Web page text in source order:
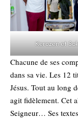
Kerozen et
Chacune de ses
dans sa vie. Les 12
Jésus. Tout au long
agit fidèlement. Cet
Seigneur… Ses